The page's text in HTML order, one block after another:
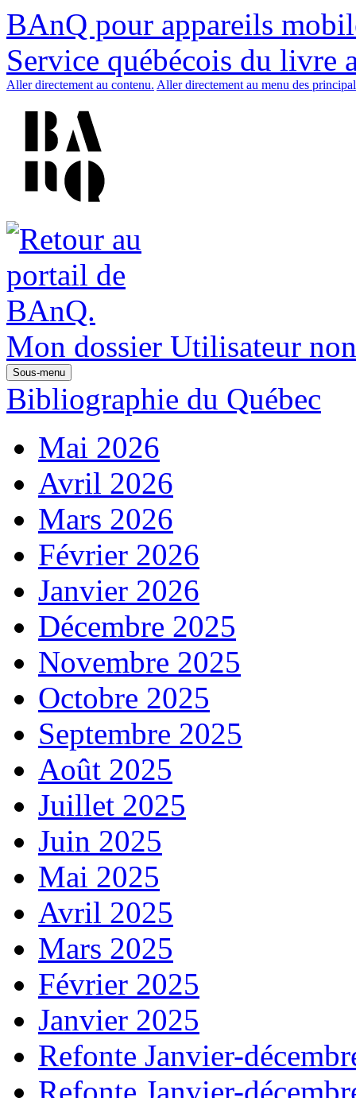
BAnQ pour appareils
Service québécois du livre
Aller directement au contenu. Aller directement au menu des
Mon dossier Utilisateur
Sous-menu
Bibliographie du Québec
Mai 2026
Avril 2026
Mars 2026
Février 2026
Janvier 2026
Décembre 2025
Novembre 2025
Octobre 2025
Septembre 2025
Août 2025
Juillet 2025
Juin 2025
Mai 2025
Avril 2025
Mars 2025
Février 2025
Janvier 2025
Refonte Janvier-